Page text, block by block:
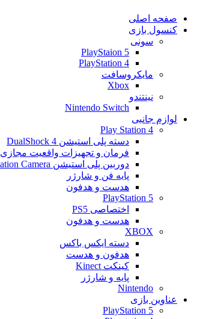
صفحه اصلی
کنسول بازی
سونی
PlayStaion 5
PlayStation 4
مایکروسافت
Xbox
نینتندو
Nintendo Switch
لوازم جانبی
Play Station 4
دسته پلی استیشن 4 DualShock
فرمان و تجهیزات واقعیت مجازی playstation VR
دوربین پلی استیشن Playstation Camera
پایه فن و شارژر
هدست و هدفون
PlayStation 5
اختصاصی PS5
هدست و هدفون
XBOX
دسته ایکس باکس
هدفون و هدست
کینکت Kinect
پایه و شارژر
Nintendo
عناوین بازی
PlayStation 5